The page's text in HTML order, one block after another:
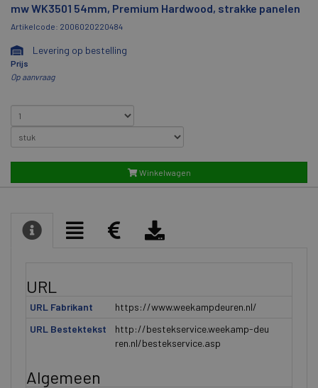
mw WK3501 54mm, Premium Hardwood, strakke panelen
Artikelcode: 2006020220484
Levering op bestelling
Prijs
Op aanvraag
Winkelwagen
URL
URL Fabrikant
https://www.weekampdeuren.nl/
URL Bestektekst
http://bestekservice.weekamp-deu
ren.nl/bestekservice.asp
Algemeen